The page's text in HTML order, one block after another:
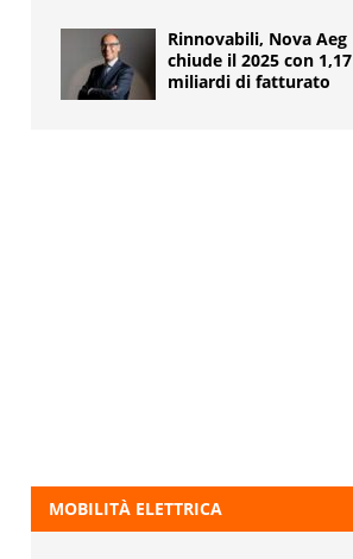
Rinnovabili, Nova Aeg
chiude il 2025 con 1,17
miliardi di fatturato
MOBILITÀ ELETTRICA